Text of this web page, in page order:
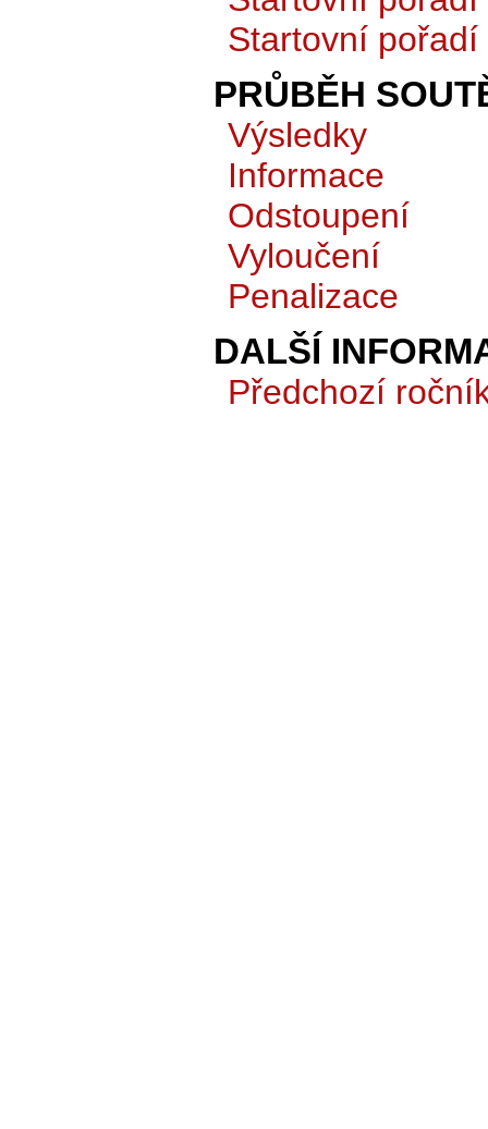
Startovní pořadí
PRŮBĚH
Výsledky
Informace
Odstoupení
Vyloučení
Penalizace
DALŠÍ
Předchozí